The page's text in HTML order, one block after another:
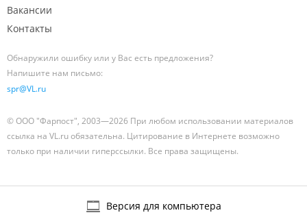
Вакансии
Контакты
Обнаружили ошибку или у Вас есть предложения?
Напишите нам письмо:
spr@VL.ru
© ООО "Фарпост", 2003—2026 При любом использовании материалов
ссылка на VL.ru обязательна. Цитирование в Интернете возможно
только при наличии гиперссылки. Все права защищены.
Версия для компьютера